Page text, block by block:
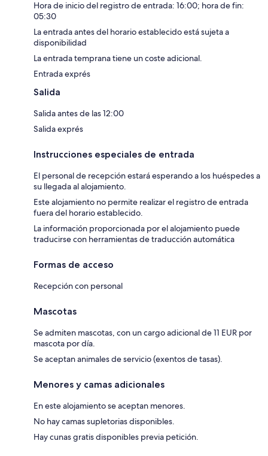
Hora de inicio del registro de entrada: 16:00; hora de fin:
05:30
La entrada antes del horario establecido está sujeta a
disponibilidad
La entrada temprana tiene un coste adicional.
Entrada exprés
Salida
Salida antes de las 12:00
Salida exprés
Instrucciones especiales de entrada
El personal de recepción estará esperando a los huéspedes a
su llegada al alojamiento.
Este alojamiento no permite realizar el registro de entrada
fuera del horario establecido.
La información proporcionada por el alojamiento puede
traducirse con herramientas de traducción automática
Formas de acceso
Recepción con personal
Mascotas
Se admiten mascotas, con un cargo adicional de 11 EUR por
mascota por día.
Se aceptan animales de servicio (exentos de tasas).
Menores y camas adicionales
En este alojamiento se aceptan menores.
No hay camas supletorias disponibles.
Hay cunas gratis disponibles previa petición.